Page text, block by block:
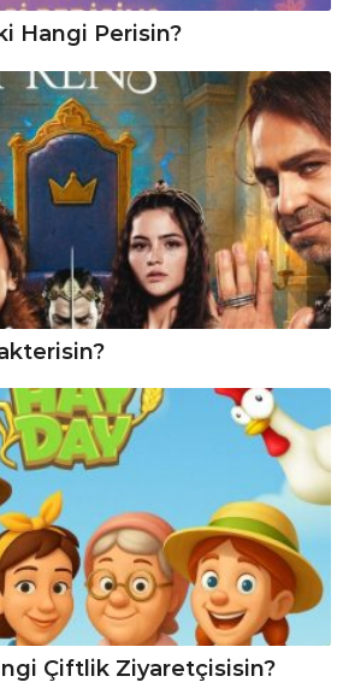
Hangi Perisin?
Çiftlik Ziyaretçisisin?